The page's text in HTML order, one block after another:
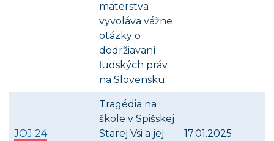
materstva
vyvoláva vážne
otázky o
dodržiavaní
ľudských práv
na Slovensku.
JOJ 24
Tragédia na
škole v Spišskej
Starej Vsi a jej
17.01.2025